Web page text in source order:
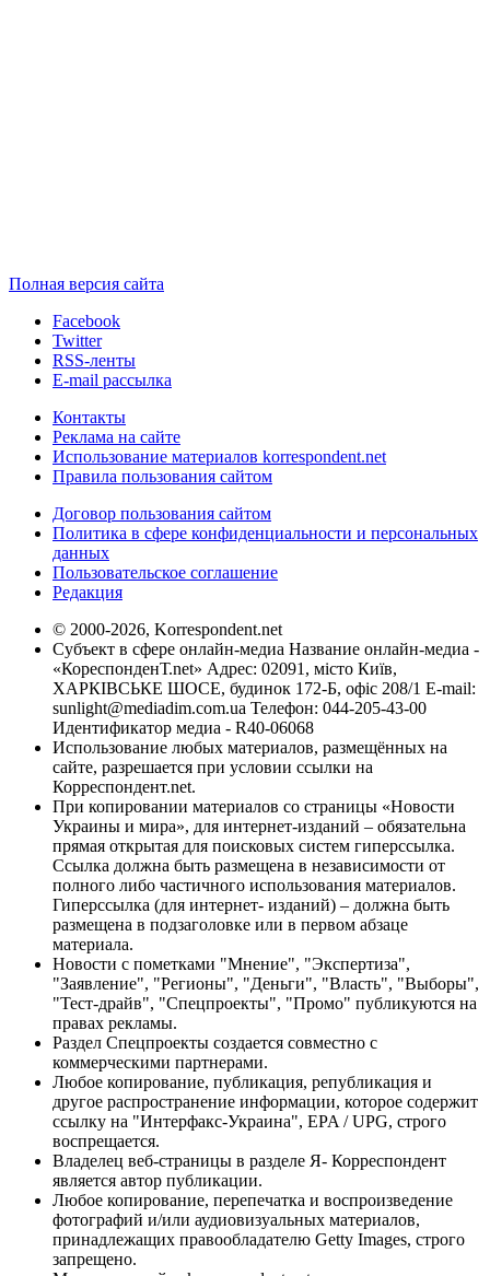
Полная версия сайта
Facebook
Twitter
RSS-ленты
E-mail рассылка
Контакты
Реклама на сайте
Использование материалов korrespondent.net
Правила пользования сайтом
Договор пользования сайтом
Политика в сфере конфиденциальности и персональных
данных
Пользовательское соглашение
Редакция
© 2000-2026, Korrespondent.net
Субъект в сфере онлайн-медиа Название онлайн-медиа -
«КореспонденТ.net» Адрес: 02091, місто Київ,
ХАРКІВСЬКЕ ШОСЕ, будинок 172-Б, офіс 208/1 E-mail:
sunlight@mediadim.com.ua Телефон: 044-205-43-00
Идентификатор медиа - R40-06068
Использование любых материалов, размещённых на
сайте, разрешается при условии ссылки на
Корреспондент.net.
При копировании материалов со страницы «Новости
Украины и мира», для интернет-изданий – обязательна
прямая открытая для поисковых систем гиперссылка.
Ссылка должна быть размещена в независимости от
полного либо частичного использования материалов.
Гиперссылка (для интернет- изданий) – должна быть
размещена в подзаголовке или в первом абзаце
материала.
Новости с пометками "Мнение", "Экспертиза",
"Заявление", "Регионы", "Деньги", "Власть", "Выборы",
"Тест-драйв", "Спецпроекты", "Промо" публикуются на
правах рекламы.
Раздел Спецпроекты создается совместно с
коммерческими партнерами.
Любое копирование, публикация, републикация и
другое распространение информации, которое содержит
ссылку на "Интерфакс-Украина", EPA / UPG, строго
воспрещается.
Владелец веб-страницы в разделе Я- Корреспондент
является автор публикации.
Любое копирование, перепечатка и воспроизведение
фотографий и/или аудиовизуальных материалов,
принадлежащих правообладателю Getty Images, строго
запрещено.